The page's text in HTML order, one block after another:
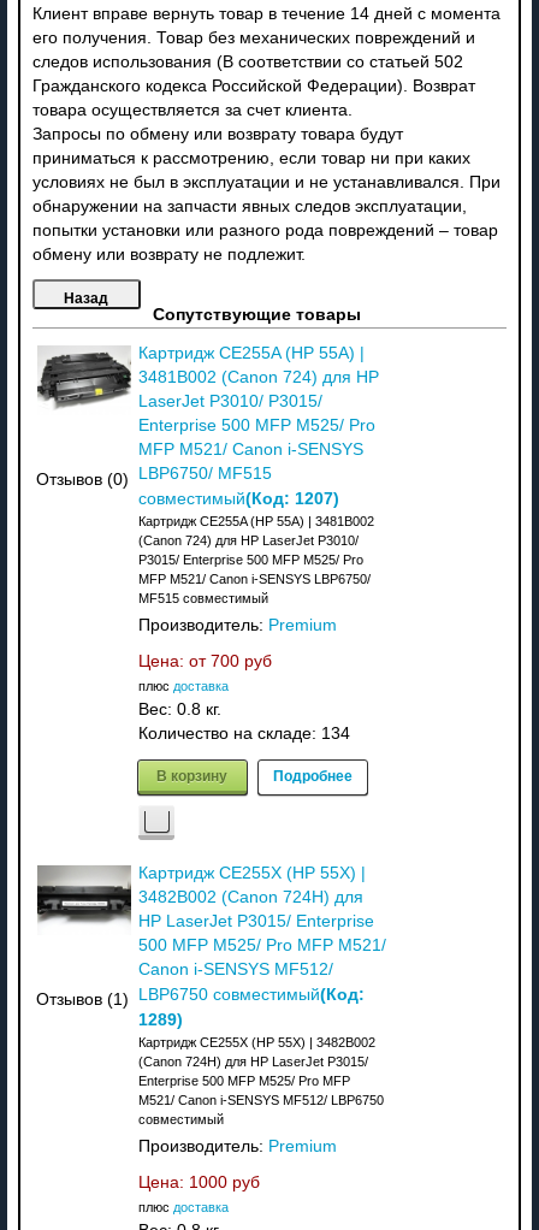
Клиент вправе вернуть товар в течение 14 дней с момента
его получения. Товар без механических повреждений и
следов использования (В соответствии со статьей 502
Гражданского кодекса Российской Федерации). Возврат
товара осуществляется за счет клиента.
Запросы по обмену или возврату товара будут
приниматься к рассмотрению, если товар ни при каких
условиях не был в эксплуатации и не устанавливался. При
обнаружении на запчасти явных следов эксплуатации,
попытки установки или разного рода повреждений – товар
обмену или возврату не подлежит.
Сопутствующие товары
Отзывов (0)
Картридж CE255A (HP 55A) |
3481B002 (Canon 724) для HP
LaserJet P3010/ P3015/
Enterprise 500 MFP M525/ Pro
MFP M521/ Canon i-SENSYS
LBP6750/ MF515
совместимый(Код: 1207)
Картридж CE255A (HP 55A) | 3481B002
(Canon 724) для HP LaserJet P3010/
P3015/ Enterprise 500 MFP M525/ Pro
MFP M521/ Canon i-SENSYS LBP6750/
MF515 совместимый
Производитель: Premium
Цена: от 700 руб
плюс доставка
Вес: 0.8 кг.
Количество на складе: 134
В корзину Подробнее
Отзывов (1)
Картридж CE255X (HP 55X) |
3482B002 (Canon 724H) для
HP LaserJet P3015/ Enterprise
500 MFP M525/ Pro MFP M521/
Canon i-SENSYS MF512/
LBP6750 совместимый(Код:
1289)
Картридж CE255X (HP 55X) | 3482B002
(Canon 724H) для HP LaserJet P3015/
Enterprise 500 MFP M525/ Pro MFP
M521/ Canon i-SENSYS MF512/ LBP6750
совместимый
Производитель: Premium
Цена: 1000 руб
плюс доставка